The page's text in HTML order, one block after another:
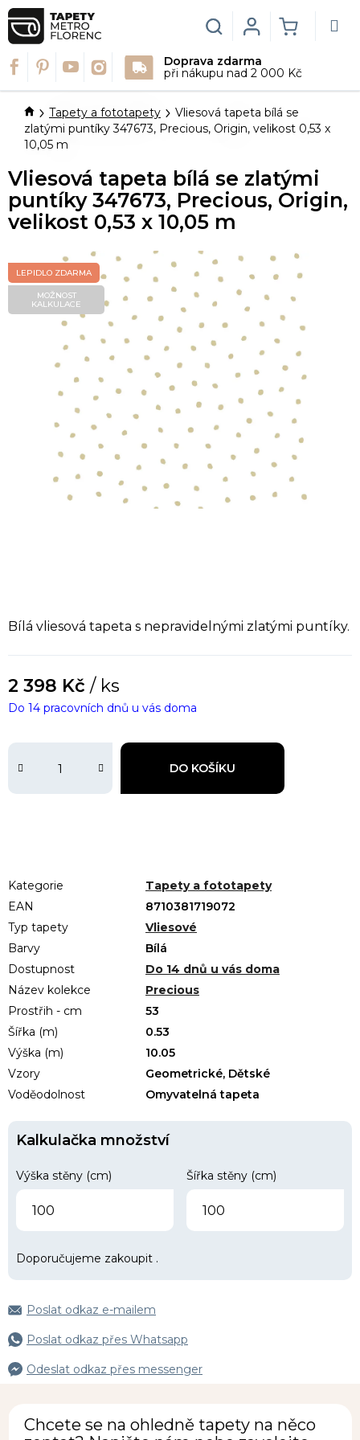
Přejít
na
obsah
Doprava zdarma
při nákupu nad 2 000 Kč
Hledat
KOŠÍK
Login
DomůTapety a fototapety
Vliesová tapeta bílá se
zlatými puntíky 347673, Precious, Origin, velikost 0,53 x
10,05 m
Bílá vliesová tapeta s nepravidelnými zlatými puntíky.
2 398 Kč / ks
DO KOŠÍKU
Do 14 pracovních dnů u vás doma
Kategorie
Tapety a fototapety
EAN
8710381719072
Typ tapety
Vliesové
Barvy
Bílá
Dostupnost
Do 14 dnů u vás doma
Název kolekce
Precious
Prostřih - cm
53
Šířka (m)
0.53
Výška (m)
10.05
Vzory
Geometrické, Dětské
Voděodolnost
Omyvatelná tapeta
Kalkulačka množství
Výška stěny (cm) Šířka stěny (cm)
Doporučujeme zakoupit .
Poslat odkaz e-mailem
Poslat odkaz přes Whatsapp
Odeslat odkaz přes messenger
Vliesová tapeta bílá se zlatými
puntíky 347673, Precious, Origin,
velikost 0,53 x 10,05 m
LEPIDLO ZDARMA
MOŽNOST
KALKULACE
Chcete se na ohledně tapety na něco